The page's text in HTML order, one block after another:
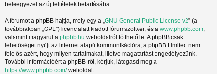
beleegyezel az új feltételek betartásába.
A fórumot a phpBB hajtja, mely egy a „ GNU General Public License v2” (a
továbbiakban „GPL”) licenc alatt kiadott fórumszoftver, és a www.phpbb.com
valamint magyarul a phpbb.hu weboldalról tölthető le. A phpBB csak
lehetőséget nyújt az internet alapú kommunikációra; a phpBB Limited nem
felelős azért, hogy milyen tartalmakat, illetve magatartást engedélyezünk.
További információért a phpBB-ről, kérjük, látogasd meg a
https://www.phpbb.com/weboldalt.